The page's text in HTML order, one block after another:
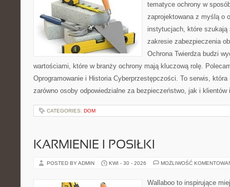
tematyce ochrony w
zaprojektowana z myślą o
instytucjach, które szukają
zakresie zabezpieczenia
Ochrona Twierdza budzi
wartościami, które w branży ochrony mają kluczową rolę.
Oprogramowanie i Historia Cyberprzestępczości. To serwis,
zarówno osoby odpowiedzialne za bezpieczeństwo, jak i
CATEGORIES: DOM
KARMIENIE I POSIŁKI
POSTED BY ADMIN KWI - 30 - 2026 MOŻLIWOŚĆ
Wallaboo to inspirujące